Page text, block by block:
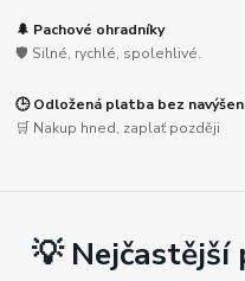
🌲 Pachové ohradníky
🛡️ Silné, rychlé, spolehlivé.
🕒 Odložená platba bez
🛒 Nakup hned, zaplať později
💡 Nejčastější